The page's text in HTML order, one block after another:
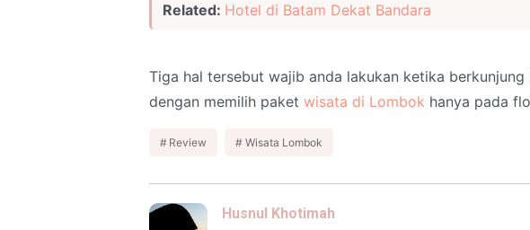
Related: Hotel di Batam Dekat Bandara
Tiga hal tersebut wajib anda lakukan ketika
dengan memilih paket wisata di Lombok hanya pada
Review Wisata Lombok
Husnul Khotimah